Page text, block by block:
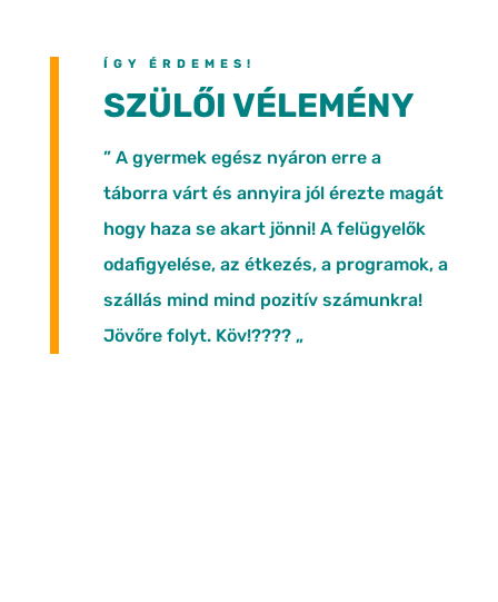
ÍGY ÉRDEMES!
SZÜLŐI VÉLEMÉNY
” A gyermek egész nyáron erre a
táborra várt és annyira jól érezte magát
hogy haza se akart jönni! A felügyelők
odafigyelése, az étkezés, a programok, a
szállás mind mind pozitív számunkra!
Jövőre folyt. Köv!???? „